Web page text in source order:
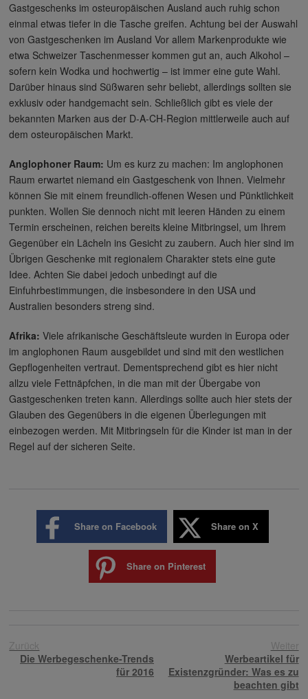
Gastgeschenks im osteuropäischen Ausland auch ruhig schon
einmal etwas tiefer in die Tasche greifen. Achtung bei der Auswahl
von Gastgeschenken im Ausland Vor allem Markenprodukte wie
etwa Schweizer Taschenmesser kommen gut an, auch Alkohol –
sofern kein Wodka und hochwertig – ist immer eine gute Wahl.
Darüber hinaus sind Süßwaren sehr beliebt, allerdings sollten sie
exklusiv oder handgemacht sein. Schließlich gibt es viele der
bekannten Marken aus der D-A-CH-Region mittlerweile auch auf
dem osteuropäischen Markt.
Anglophoner Raum: Um es kurz zu machen: Im anglophonen
Raum erwartet niemand ein Gastgeschenk von Ihnen. Vielmehr
können Sie mit einem freundlich-offenen Wesen und Pünktlichkeit
punkten. Wollen Sie dennoch nicht mit leeren Händen zu einem
Termin erscheinen, reichen bereits kleine Mitbringsel, um Ihrem
Gegenüber ein Lächeln ins Gesicht zu zaubern. Auch hier sind im
Übrigen Geschenke mit regionalem Charakter stets eine gute
Idee. Achten Sie dabei jedoch unbedingt auf die
Einfuhrbestimmungen, die insbesondere in den USA und
Australien besonders streng sind.
Afrika: Viele afrikanische Geschäftsleute wurden in Europa oder
im anglophonen Raum ausgebildet und sind mit den westlichen
Gepflogenheiten vertraut. Dementsprechend gibt es hier nicht
allzu viele Fettnäpfchen, in die man mit der Übergabe von
Gastgeschenken treten kann. Allerdings sollte auch hier stets der
Glauben des Gegenübers in die eigenen Überlegungen mit
einbezogen werden. Mit Mitbringseln für die Kinder ist man in der
Regel auf der sicheren Seite.
Share on Facebook Share on X
Share on Pinterest
Zurück
Die Werbegeschenke-Trends
für 2016
Weiter
Werbeartikel für
Existenzgründer: Was es zu
beachten gibt